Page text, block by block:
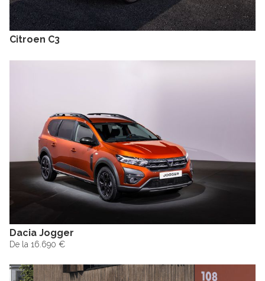
Citroen C3
Dacia Jogger
De la 16.690 €